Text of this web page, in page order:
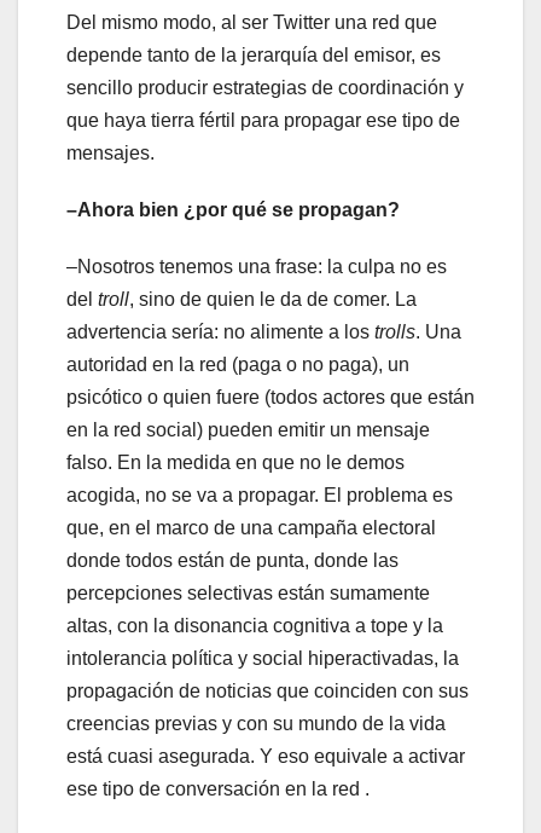
Del mismo modo, al ser Twitter una red que
depende tanto de la jerarquía del emisor, es
sencillo producir estrategias de coordinación y
que haya tierra fértil para propagar ese tipo de
mensajes.
–Ahora bien ¿por qué se propagan?
–Nosotros tenemos una frase: la culpa no es
del troll, sino de quien le da de comer. La
advertencia sería: no alimente a los trolls. Una
autoridad en la red (paga o no paga), un
psicótico o quien fuere (todos actores que están
en la red social) pueden emitir un mensaje
falso. En la medida en que no le demos
acogida, no se va a propagar. El problema es
que, en el marco de una campaña electoral
donde todos están de punta, donde las
percepciones selectivas están sumamente
altas, con la disonancia cognitiva a tope y la
intolerancia política y social hiperactivadas, la
propagación de noticias que coinciden con sus
creencias previas y con su mundo de la vida
está cuasi asegurada. Y eso equivale a activar
ese tipo de conversación en la red .